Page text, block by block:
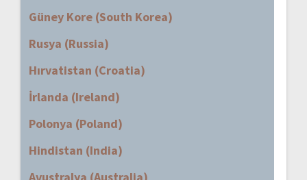
Güney Kore (South Korea)
Rusya (Russia)
Hırvatistan (Croatia)
İrlanda (Ireland)
Polonya (Poland)
Hindistan (India)